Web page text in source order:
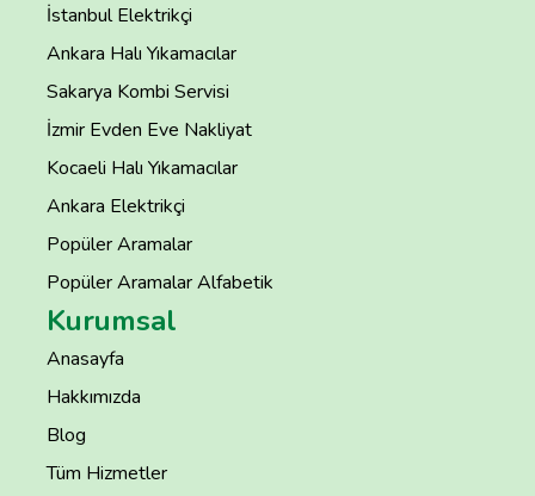
İstanbul Elektrikçi
Ankara Halı Yıkamacılar
Sakarya Kombi Servisi
İzmir Evden Eve Nakliyat
Kocaeli Halı Yıkamacılar
Ankara Elektrikçi
Popüler Aramalar
Popüler Aramalar Alfabetik
Kurumsal
Anasayfa
Hakkımızda
Blog
Tüm Hizmetler